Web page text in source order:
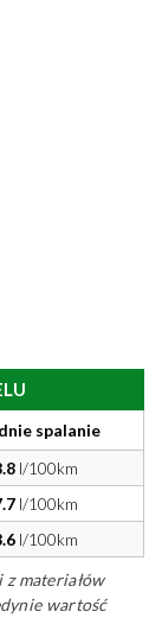
spalanie
l/100km
l/100km
l/100km
materiałów
wartość